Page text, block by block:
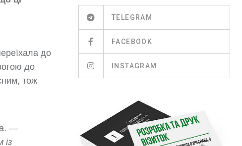
до
до
тож
—
із
TELEGRAM
FACEBOOK
INSTAGRAM